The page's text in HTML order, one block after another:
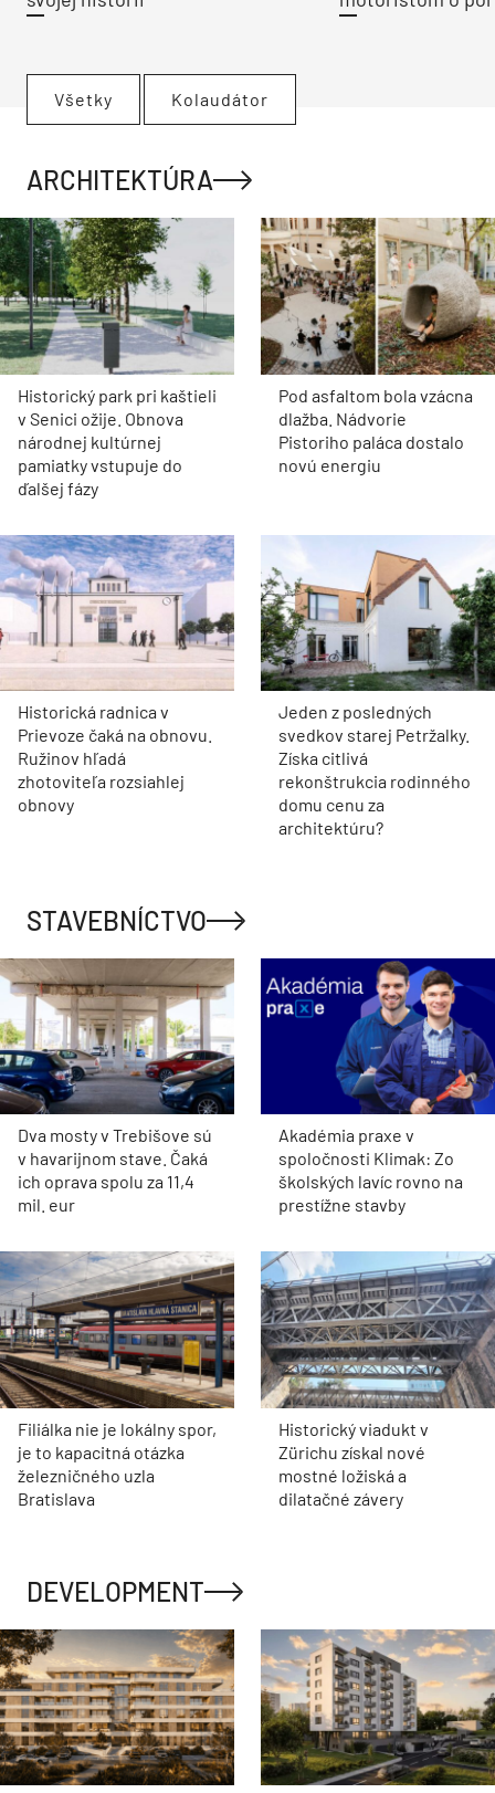
Všetky Kolaudátor
ARCHITEKTÚRA
Historický park pri kaštieli
v Senici ožije. Obnova
národnej kultúrnej
pamiatky vstupuje do
ďalšej fázy
Pod asfaltom bola vzácna
dlažba. Nádvorie
Pistoriho paláca dostalo
novú energiu
Historická radnica v
Prievoze čaká na obnovu.
Ružinov hľadá
zhotoviteľa rozsiahlej
obnovy
Jeden z posledných
svedkov starej Petržalky.
Získa citlivá
rekonštrukcia rodinného
domu cenu za
architektúru?
STAVEBNÍCTVO
Dva mosty v Trebišove sú
v havarijnom stave. Čaká
ich oprava spolu za 11,4
mil. eur
Akadémia praxe v
spoločnosti Klimak: Zo
školských lavíc rovno na
prestížne stavby
Filiálka nie je lokálny spor,
je to kapacitná otázka
železničného uzla
Bratislava
Historický viadukt v
Zürichu získal nové
mostné ložiská a
dilatačné závery
DEVELOPMENT